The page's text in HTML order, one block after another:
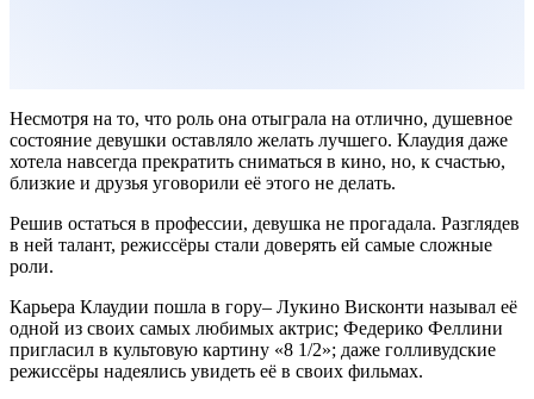
Несмотря на то, что роль она отыграла на отлично, душевное
состояние девушки оставляло желать лучшего. Клаудия даже
хотела навсегда прекратить сниматься в кино, но, к счастью,
близкие и друзья уговорили её этого не делать.
Решив остаться в профессии, девушка не прогадала. Разглядев
в ней талант, режиссёры стали доверять ей самые сложные
роли.
Карьера Клаудии пошла в гору– Лукино Висконти называл её
одной из своих самых любимых актрис; Федерико Феллини
пригласил в культовую картину «8 1/2»; даже голливудские
режиссёры надеялись увидеть её в своих фильмах.